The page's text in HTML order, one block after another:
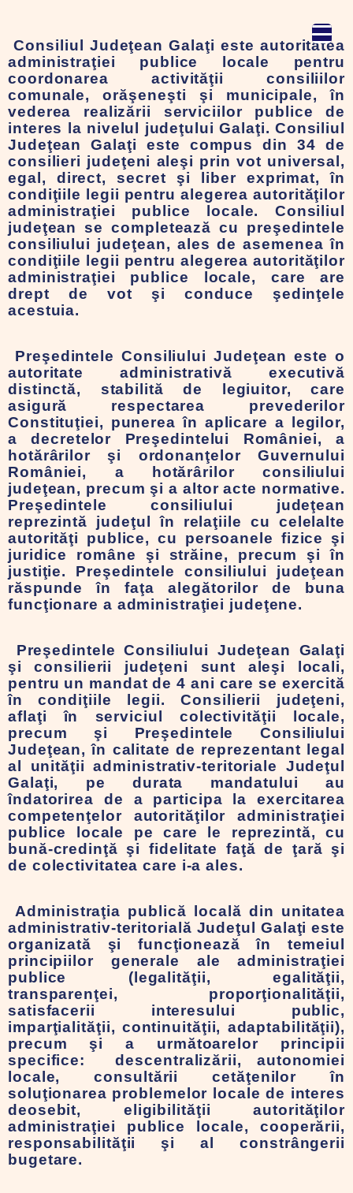
Consiliul Judeţean Galaţi este autoritatea
administraţiei publice locale pentru
coordonarea activităţii consiliilor
comunale, orăşeneşti şi municipale, în
vederea realizării serviciilor publice de
interes la nivelul judeţului Galaţi. Consiliul
Judeţean Galaţi este compus din 34 de
consilieri judeţeni aleşi prin vot universal,
egal, direct, secret şi liber exprimat, în
condiţiile legii pentru alegerea autorităţilor
administraţiei publice locale. Consiliul
judeţean se completează cu preşedintele
consiliului judeţean, ales de asemenea în
condiţiile legii pentru alegerea autorităţilor
administraţiei publice locale, care are
drept de vot şi conduce şedinţele
acestuia.
Preşedintele Consiliului Judeţean este o
autoritate administrativă executivă
distinctă, stabilită de legiuitor, care
asigură respectarea prevederilor
Constituţiei, punerea în aplicare a legilor,
a decretelor Preşedintelui României, a
hotărârilor şi ordonanţelor Guvernului
României, a hotărârilor consiliului
judeţean, precum şi a altor acte normative.
Preşedintele consiliului judeţean
reprezintă judeţul în relaţiile cu celelalte
autorităţi publice, cu persoanele fizice şi
juridice române şi străine, precum şi în
justiţie. Preşedintele consiliului judeţean
răspunde în faţa alegătorilor de buna
funcţionare a administraţiei judeţene.
Preşedintele Consiliului Judeţean Galaţi
şi consilierii judeţeni sunt aleşi locali,
pentru un mandat de 4 ani care se exercită
în condiţiile legii. Consilierii judeţeni,
aflaţi în serviciul colectivităţii locale,
precum şi Preşedintele Consiliului
Judeţean, în calitate de reprezentant legal
al unităţii administrativ-teritoriale Judeţul
Galaţi, pe durata mandatului au
îndatorirea de a participa la exercitarea
competenţelor autorităţilor administraţiei
publice locale pe care le reprezintă, cu
bună-credinţă şi fidelitate faţă de ţară şi
de colectivitatea care i-a ales.
Administraţia publică locală din unitatea
administrativ-teritorială Judeţul Galaţi este
organizată şi funcţionează în temeiul
principiilor generale ale administraţiei
publice (legalităţii, egalităţii,
transparenţei, proporţionalităţii,
satisfacerii interesului public,
imparţialităţii, continuităţii, adaptabilităţii),
precum şi a următoarelor principii
specifice: descentralizării, autonomiei
locale, consultării cetăţenilor în
soluţionarea problemelor locale de interes
deosebit, eligibilităţii autorităţilor
administraţiei publice locale, cooperării,
responsabilităţii şi al constrângerii
bugetare.